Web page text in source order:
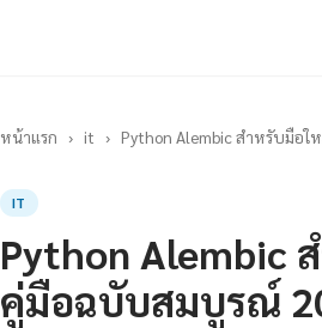
หน้าแรก › it › Python Alembic สำหรับมือใ
IT
Python Alembic
คู่มือฉบับสมบูรณ์